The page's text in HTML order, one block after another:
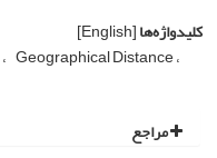
کلیدواژه‌ها[English]
Geographical Distance
مراجع